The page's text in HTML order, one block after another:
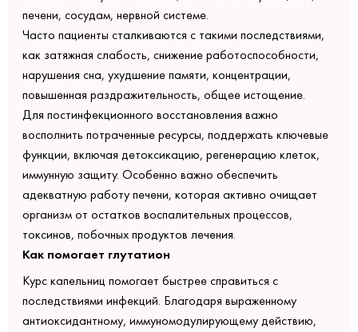
печени, сосудам, нервной системе.
Часто пациенты сталкиваются с такими последствиями,
как затяжная слабость, снижение работоспособности,
нарушения сна, ухудшение памяти, концентрации,
повышенная раздражительность, общее истощение.
Для постинфекционного восстановления важно
восполнить потраченные ресурсы, поддержать ключевые
функции, включая детоксикацию, регенерацию клеток,
иммунную защиту. Особенно важно обеспечить
адекватную работу печени, которая активно очищает
организм от остатков воспалительных процессов,
токсинов, побочных продуктов лечения.
Как помогает глутатион
Курс капельниц помогает быстрее справиться с
последствиями инфекций. Благодаря выраженному
антиоксидантному, иммуномодулирующему действию,